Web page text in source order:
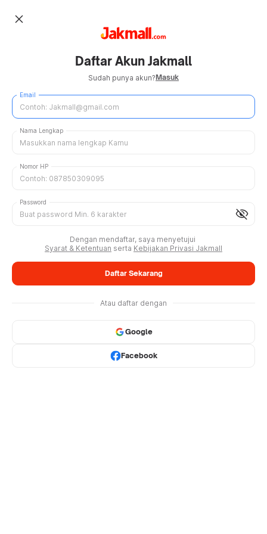
close
Daftar Akun Jakmall
Sudah punya akun?Masuk
Email
Nama Lengkap
Nomor HP
visibility_off
Password
Dengan mendaftar, saya menyetujui
Syarat & Ketentuan serta Kebijakan Privasi Jakmall
Daftar Sekarang
Atau daftar dengan
Google
Facebook